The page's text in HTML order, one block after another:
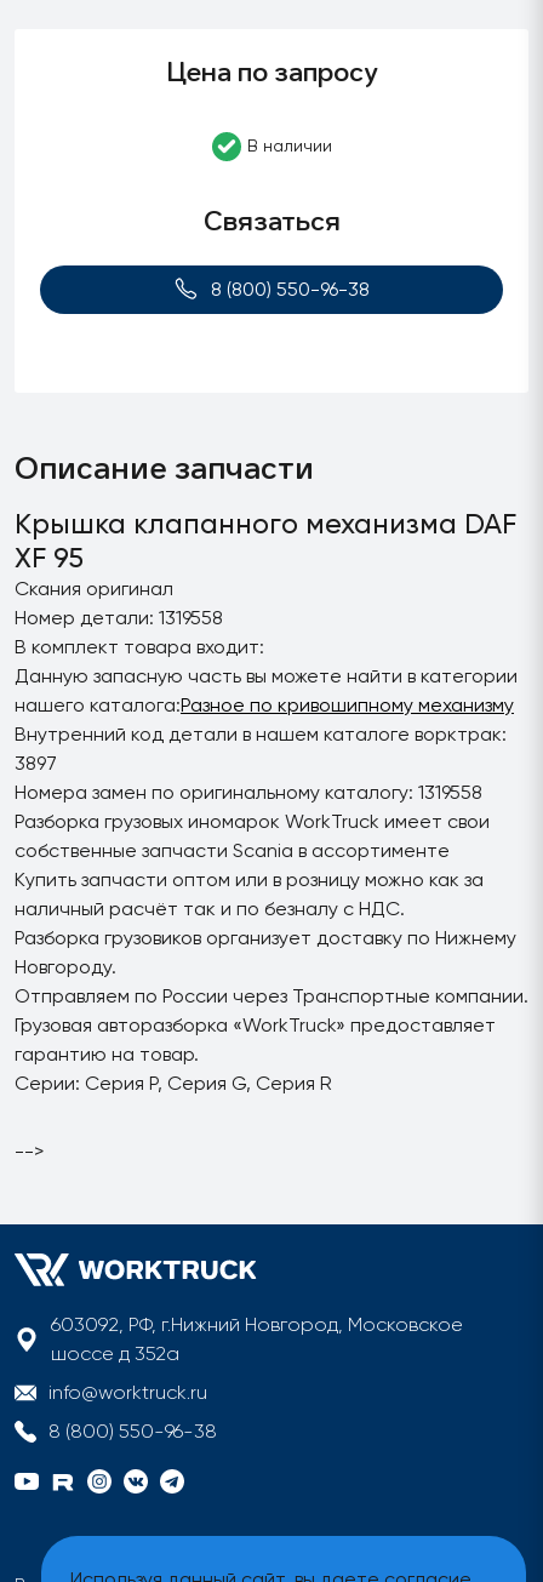
Цена по запросу
В наличии
Связаться
8 (800) 550-96-38
Описание запчасти
Крышка клапанного механизма DAF
XF 95
Скания оригинал
Номер детали: 1319558
В комплект товара входит:
Данную запасную часть вы можете найти в категории
нашего каталога:Разное по кривошипному механизму
Внутренний код детали в нашем каталоге ворктрак:
3897
Номера замен по оригинальному каталогу: 1319558
Разборка грузовых иномарок WorkTruck имеет свои
собственные запчасти Scania в ассортименте
Купить запчасти оптом или в розницу можно как за
наличный расчёт так и по безналу с НДС.
Разборка грузовиков организует доставку по Нижнему
Новгороду.
Отправляем по России через Транспортные компании.
Грузовая авторазборка «WorkTruck» предоставляет
гарантию на товар.
Серии: Серия P, Серия G, Серия R
-->
603092, РФ, г.Нижний Новгород, Московское
шоссе д 352а
info@worktruck.ru
8 (800) 550-96-38